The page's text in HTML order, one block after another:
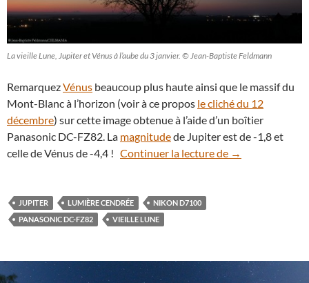
La vieille Lune, Jupiter et Vénus à l’aube du 3 janvier. © Jean-Baptiste Feldmann
RemarquezVénus beaucoup plus haute ainsi que le massif du
Mont-Blanc à l’horizon (voir à ce propos le cliché du 12
décembre) sur cette image obtenue à l’aide d’un boîtier
Panasonic DC-FZ82. La magnitudede Jupiter est de -1,8 et
celle de Vénus de -4,4 ! Continuer la lecture de 3 janvier : la
→
JUPITER LUMIÈRE CENDRÉE
NIKON D7100
PANASONIC DC-FZ82
VIEILLE LUNE